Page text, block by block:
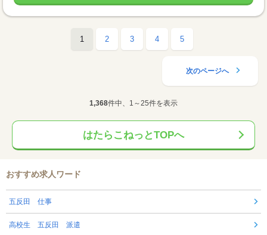
1 2 3 4 5
次のページへ
1,368件中、1～25件を表示
はたらこねっとTOPへ
おすすめ求人ワード
五反田 仕事
高校生 五反田 派遣